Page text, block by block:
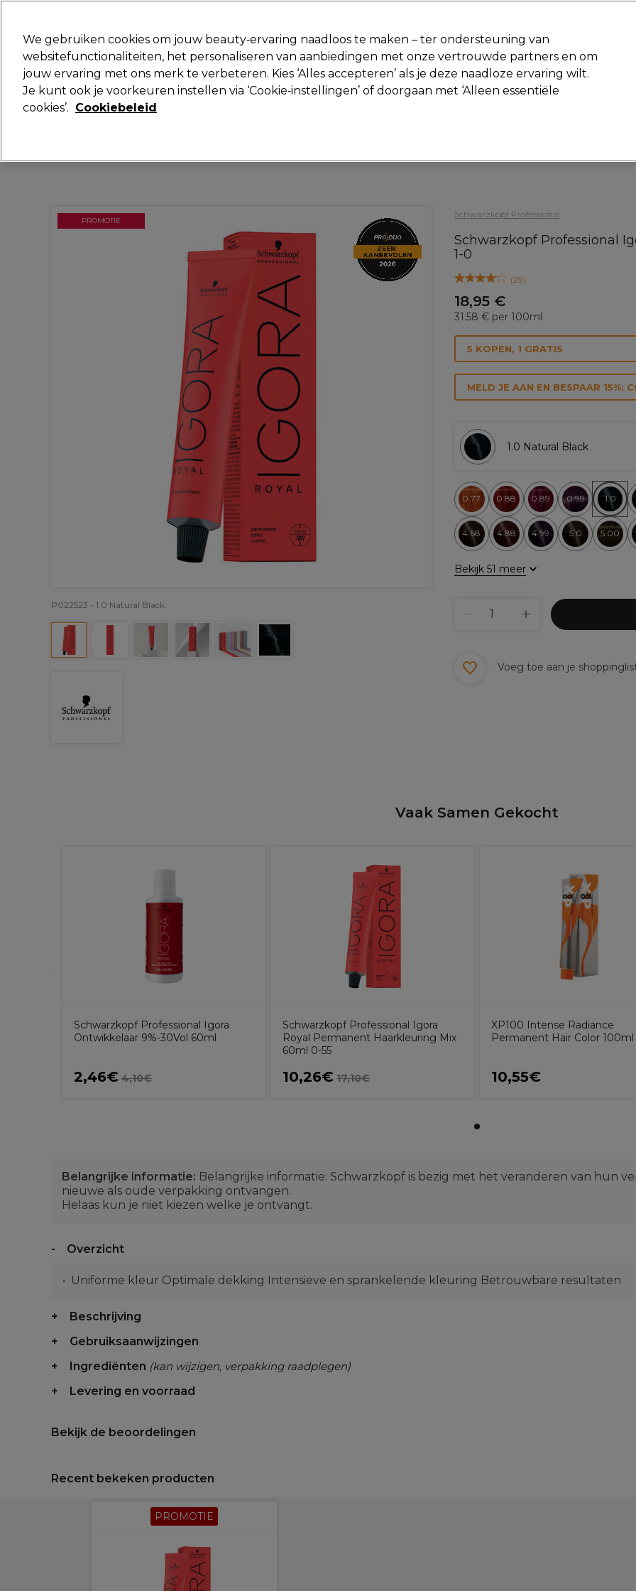
Merken
Deals Haar Elektra Beauty Salon interieur Mannen Vegan Nieuwe
Volgende dag geleverd*
Schwarzkopf Professional
Schwarzkopf Professional
1-0
(29)
18,95 €
31.58 € per 100ml
PROMOTIE
P022523 - 1.0 Natural Black
5 KOPEN, 1 GRATIS
MELD JE AAN EN BESPAAR 15%:
1.0 Natural Black
0.77 0.88 0.89 0.99 1.0
4.68 4.88 4.99 5.0 5.00
Bekijk 51 meer
Voeg toe aan je
Vaak Samen Gekocht
Schwarzkopf Professional Igora
Ontwikkelaar 9%-30Vol 60ml
2,46€ 4,10€
Schwarzkopf Professional Igora
Royal Permanent Haarkleuring Mix
60ml 0-55
10,26€ 17,10€
XP100 Intense Radiance
Permanent Hair Color 100ml
10,55€
Belangrijke informatie: Belangrijke informatie: Schwarzkopf is bezig met het veranderen van hun
nieuwe als oude verpakking ontvangen.
Helaas kun je niet kiezen welke je ontvangt.
Overzicht
Uniforme kleur Optimale dekking Intensieve en sprankelende kleuring Betrouwbare resultaten
Beschrijving
Gebruiksaanwijzingen
Ingrediënten (kan wijzigen, verpakking raadplegen)
Levering en voorraad
Bekijk de beoordelingen
Recent bekeken producten
PROMOTIE
We gebruiken cookies om jouw beauty‑ervaring naadloos te maken – ter ondersteuning van
websitefunctionaliteiten, het personaliseren van aanbiedingen met onze vertrouwde partners en om
jouw ervaring met ons merk te verbeteren. Kies ‘Alles accepteren’ als je deze naadloze ervaring wilt.
Je kunt ook je voorkeuren instellen via ‘Cookie‑instellingen’ of doorgaan met ‘Alleen essentiële
cookies’. Cookiebeleid